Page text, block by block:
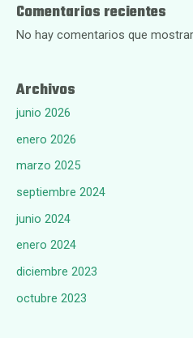
Comentarios recientes
No hay comentarios que
Archivos
junio 2026
enero 2026
marzo 2025
septiembre 2024
junio 2024
enero 2024
diciembre 2023
octubre 2023